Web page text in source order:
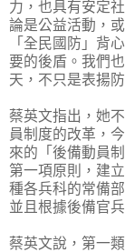
力，也具有安定
論是公益活動，
「全民國防」背
要的後盾。我們
天，不只是表揚
蔡英文指出，她
員制度的改革，
來的「後備動員
第一項原則，建
種各兵科的常備
並且根據後備官
蔡英文說，第一